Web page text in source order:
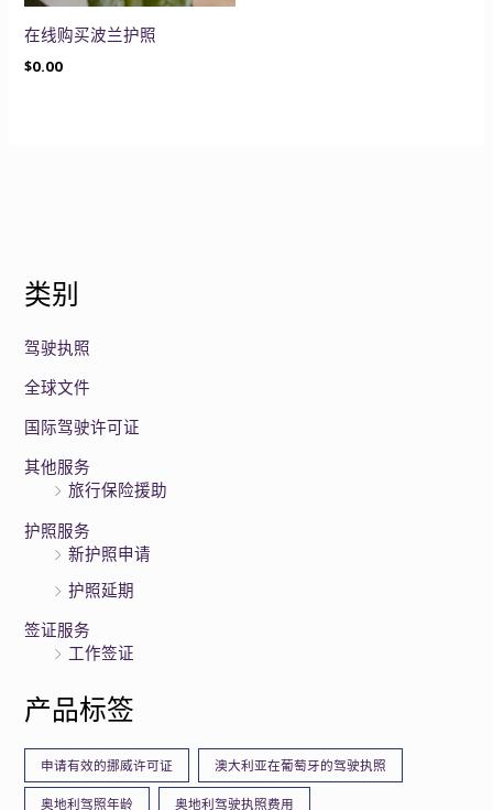
在线购买波兰护照
$0.00
类别
驾驶执照
全球文件
国际驾驶许可证
其他服务
旅行保险援助
护照服务
新护照申请
护照延期
签证服务
工作签证
产品标签
申请有效的挪威许可证 澳大利亚在葡萄牙的驾驶执照
奥地利驾照年龄 奥地利驾驶执照费用